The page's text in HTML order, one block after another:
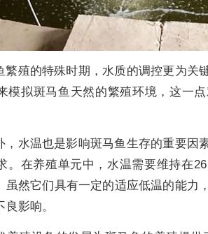
繁殖的特殊时期，水质的调控更为关
模拟斑马鱼天然的繁殖环境，这一
，水温也是影响斑马鱼生存的重要因
。在养殖单元中，水温需要维持在
虽然它们具有一定的适应低温的能力
影响。